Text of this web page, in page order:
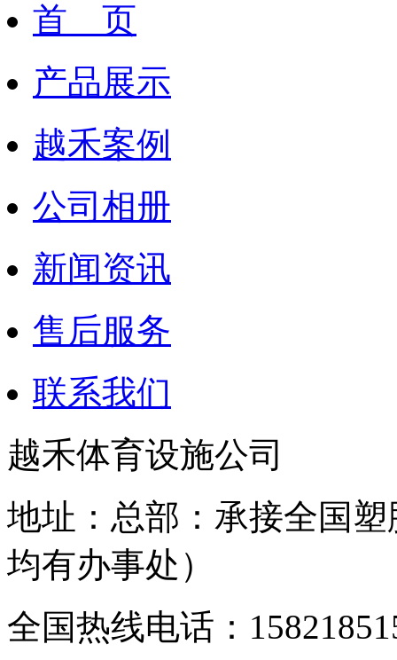
首 页
产品展示
越禾案例
公司相册
新闻资讯
售后服务
联系我们
越禾体育设施公司
地址：总部：承接全国
均有办事处）
全国热线电话：